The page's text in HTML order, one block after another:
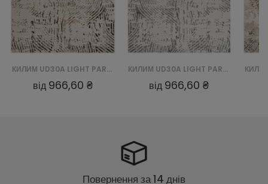
КИЛИМ UD30A LIGHT PARMA YDD - ZIELONY
від 966,60 ₴
КИЛИМ UD30A LIGHT PARMA YDC - SZARY
від 966,60 ₴
Повернення за 14 днів